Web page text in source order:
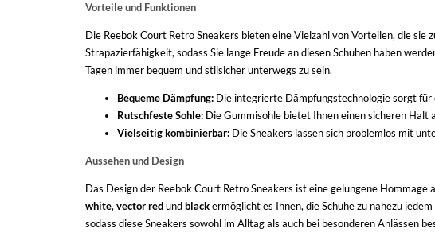
Vorteile und Funktionen
Die Reebok Court Retro Sneakers bieten eine Vielzahl von Vorteilen, die
Strapazierfähigkeit, sodass Sie lange Freude an diesen Schuhen haben
Tagen immer bequem und stilsicher unterwegs zu sein.
Bequeme Dämpfung: Die integrierte Dämpfungstechnologie sorgt für
Rutschfeste Sohle: Die Gummisohle bietet Ihnen einen sicheren Halt
Vielseitig kombinierbar: Die Sneakers lassen sich problemlos mit
Aussehen und Design
Das Design der Reebok Court Retro Sneakers ist eine gelungene
white, vector redundblackermöglicht es Ihnen, die Schuhe zu nahezu
sodass diese Sneakers sowohl im Alltag als auch bei besonderen Anlässen